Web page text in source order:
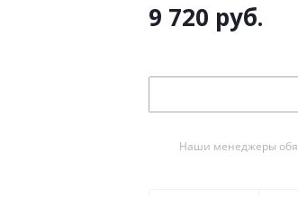
9 720 руб.
Наши менеджеры